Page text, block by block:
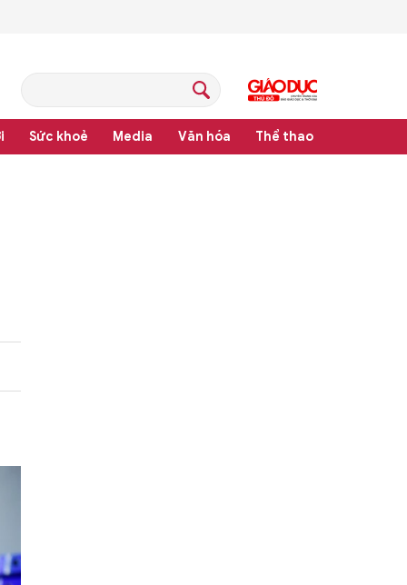
Sức khoẻ Media Văn hóa Thể thao